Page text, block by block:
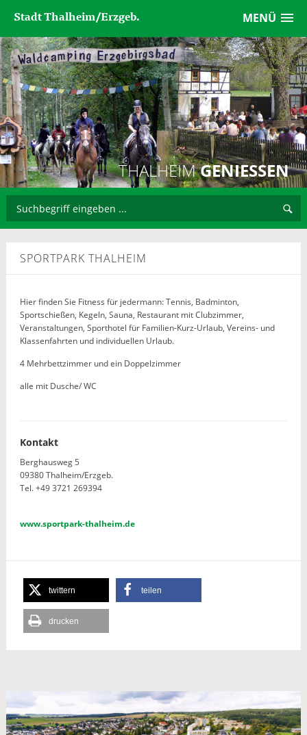
MENÜ
Stadt Thalheim/Erzgeb.
THALHEIMGENIESSEN
SPORTPARK THALHEIM
Hier finden Sie Fitness für jedermann: Tennis, Badminton,
Sportschießen, Kegeln, Sauna, Restaurant mit Clubzimmer,
Veranstaltungen, Sporthotel für Familien-Kurz-Urlaub, Vereins- und
Klassenfahrten und individuellen Urlaub.
4 Mehrbettzimmer und ein Doppelzimmer
alle mit Dusche/ WC
Kontakt
Berghausweg 5
09380 Thalheim/Erzgeb.
Tel. +49 3721 269394
www.sportpark-thalheim.de
twittern teilen
drucken